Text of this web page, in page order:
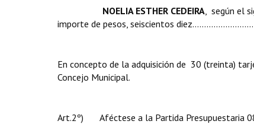
NOELIA ESTHER CEDEIRA, según el
importe de pesos, seiscientos
En concepto de la adquisición de 30 (treinta)
Concejo Municipal.
Art.2º) Aféctese a la Partida Presupuestaria